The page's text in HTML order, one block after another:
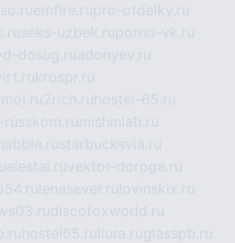
emfire.rupro-otdelky.ru
seks-uzbek.ruporno-vk.ru
dosug.ruadonyev.ru
krospr.ru
2rich.ru hostel-65.ru
mishinlab.ru
habble.rustarbucksvia.ru
elestal.ruvektor-doroga.ru
lenasever.ru lovinskix.ru
discofoxworld.ru
hostel65.ru liura.ruglasspb.ru